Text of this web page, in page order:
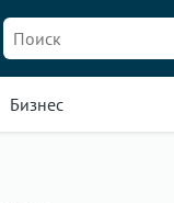
Бизнес